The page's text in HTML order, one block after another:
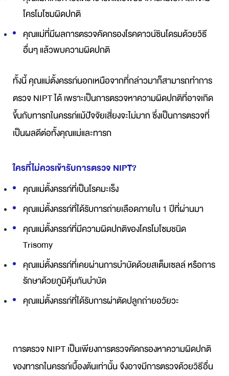
โครโมโซมผิดปกติ
คุณแม่ที่มีผลการตรวจคัดกรองโรคดาวน์ซินโดรมด้วยวิธี
อื่นๆ แล้วพบความผิดปกติ
ทั้งนี้ คุณแม่ตั้งครรภ์นอกเหนือจากที่กล่าวมาก็สามารถทำการ
ตรวจ NIPT ได้ เพราะเป็นการตรวจหาความผิดปกติที่อาจเกิด
ขึ้นกับทารกในครรภ์แม้ปัจจัยเสี่ยงจะไม่มาก ซึ่งเป็นการตรวจที่
เป็นผลดีต่อทั้งคุณแม่และทารก
ใครที่ไม่ควรเข้ารับการตรวจ NIPT?
คุณแม่ตั้งครรภ์ที่เป็นโรคมะเร็ง
คุณแม่ตั้งครรภ์ที่ได้รับการถ่ายเลือดภายใน 1 ปีที่ผ่านมา
คุณแม่ตั้งครรภ์ที่มีความผิดปกติของโครโมโซมชนิด
Trisomy
คุณแม่ตั้งครรภ์ที่เคยผ่านการบำบัดด้วยสเต็มเซลล์ หรือการ
รักษาด้วยภูมิคุ้มกันบำบัด
คุณแม่ตั้งครรภ์ที่ได้รับการผ่าตัดปลูกถ่ายอวัยวะ
การตรวจ NIPT เป็นเพียงการตรวจคัดกรองหาความผิดปกติ
ของทารกในครรภ์เบื้องต้นเท่านั้น จึงอาจมีการตรวจด้วยวิธีอื่น